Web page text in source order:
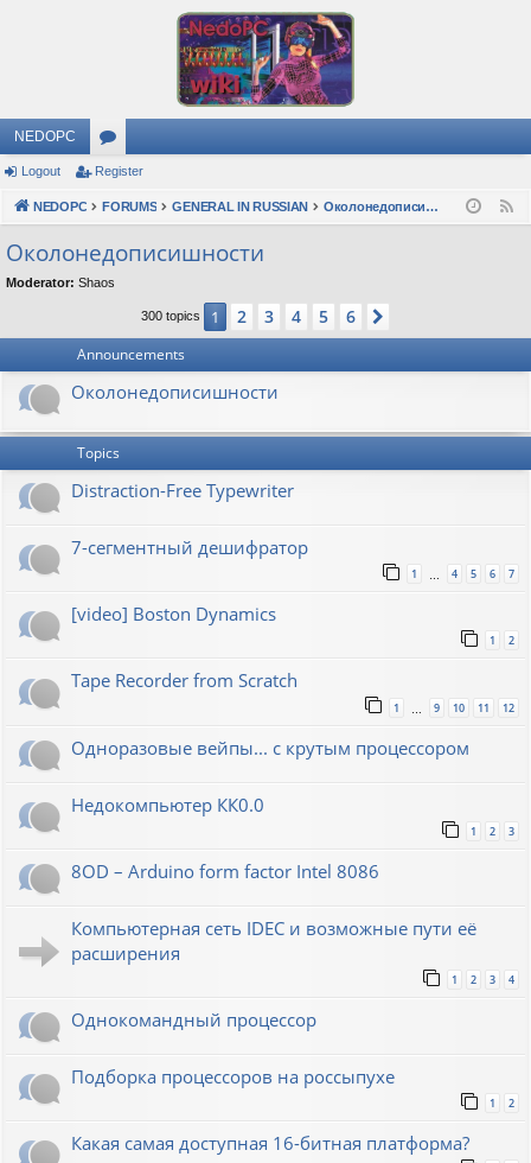
NEDOPC
or
u
s
Logout Register
NEDOPC FORUMS GENERAL IN RUSSIAN Околонедописишности
Околонедописишности
Moderator: Shaos
300 topics 1 2 3 4 5 6
Announcements
Околонедописишности
Topics
Distraction-Free Typewriter
7-сегментный дешифратор
1 … 4 5 6 7
[video] Boston Dynamics
1 2
Tape Recorder from Scratch
1 9 10 11 12
Одноразовые вейпы... с крутым процессором
Недокомпьютер КК0.0
1 2 3
8OD – Arduino form factor Intel 8086
Компьютерная сеть IDEC и возможные пути её
расширения
1 2 3 4
Однокомандный процессор
Подборка процессоров на россыпухе
1 2
Какая самая доступная 16-битная платформа?